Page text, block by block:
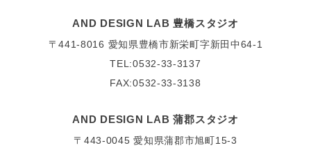
AND DESIGN LAB 豊橋スタジオ
〒441-8016 愛知県豊橋市新栄町字新田中64-1
TEL:0532-33-3137
FAX:0532-33-3138
AND DESIGN LAB 蒲郡スタジオ
〒443-0045 愛知県蒲郡市旭町15-3